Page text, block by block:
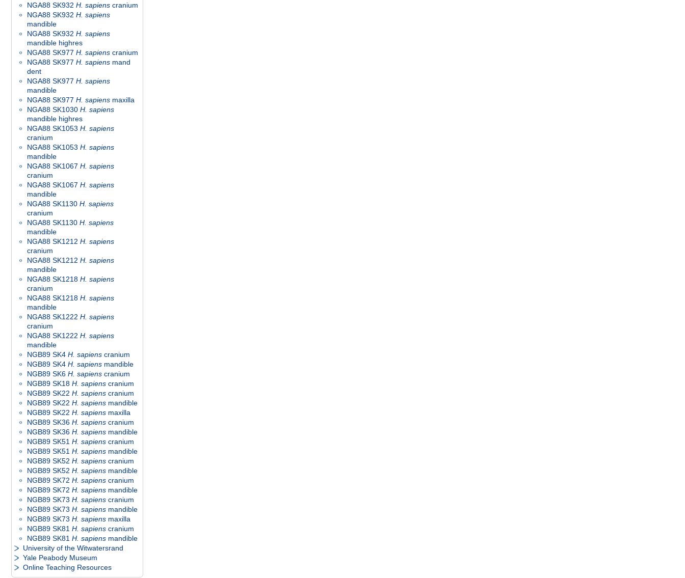
NGA88 SK932 H. sapiens cranium
NGA88 SK932 H. sapiens
mandible
NGA88 SK932 H. sapiens
mandible highres
NGA88 SK977 H. sapiens cranium
NGA88 SK977 H. sapiens mand
dent
NGA88 SK977 H. sapiens
mandible
NGA88 SK977 H. sapiens maxilla
NGA88 SK1030 H. sapiens
mandible highres
NGA88 SK1053 H. sapiens
cranium
NGA88 SK1053 H. sapiens
mandible
NGA88 SK1067 H. sapiens
cranium
NGA88 SK1067 H. sapiens
mandible
NGA88 SK1130 H. sapiens
cranium
NGA88 SK1130 H. sapiens
mandible
NGA88 SK1212 H. sapiens
cranium
NGA88 SK1212 H. sapiens
mandible
NGA88 SK1218 H. sapiens
cranium
NGA88 SK1218 H. sapiens
mandible
NGA88 SK1222 H. sapiens
cranium
NGA88 SK1222 H. sapiens
mandible
NGB89 SK4 H. sapiens cranium
NGB89 SK4 H. sapiens mandible
NGB89 SK6 H. sapiens cranium
NGB89 SK18 H. sapiens cranium
NGB89 SK22 H. sapiens cranium
NGB89 SK22 H. sapiens mandible
NGB89 SK22 H. sapiens maxilla
NGB89 SK36 H. sapiens cranium
NGB89 SK36 H. sapiens mandible
NGB89 SK51 H. sapiens cranium
NGB89 SK51 H. sapiens mandible
NGB89 SK52 H. sapiens cranium
NGB89 SK52 H. sapiens mandible
NGB89 SK72 H. sapiens cranium
NGB89 SK72 H. sapiens mandible
NGB89 SK73 H. sapiens cranium
NGB89 SK73 H. sapiens mandible
NGB89 SK73 H. sapiens maxilla
NGB89 SK81 H. sapiens cranium
NGB89 SK81 H. sapiens mandible
University of the Witwatersrand
Yale Peabody Museum
Online Teaching Resources